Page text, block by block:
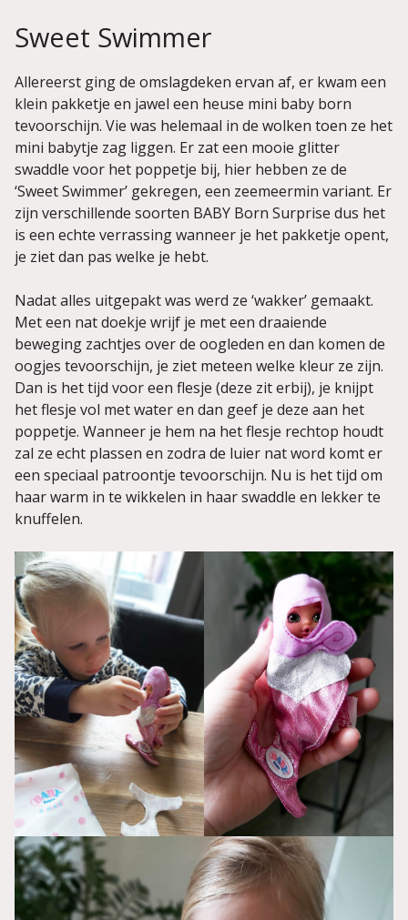
Sweet Swimmer
Allereerst ging de omslagdeken ervan af, er kwam een
klein pakketje en jawel een heuse mini baby born
tevoorschijn. Vie was helemaal in de wolken toen ze het
mini babytje zag liggen. Er zat een mooie glitter
swaddle voor het poppetje bij, hier hebben ze de
‘Sweet Swimmer’ gekregen, een zeemeermin variant. Er
zijn verschillende soorten BABY Born Surprise dus het
is een echte verrassing wanneer je het pakketje opent,
je ziet dan pas welke je hebt.
Nadat alles uitgepakt was werd ze ‘wakker’ gemaakt.
Met een nat doekje wrijf je met een draaiende
beweging zachtjes over de oogleden en dan komen de
oogjes tevoorschijn, je ziet meteen welke kleur ze zijn.
Dan is het tijd voor een flesje (deze zit erbij), je knijpt
het flesje vol met water en dan geef je deze aan het
poppetje. Wanneer je hem na het flesje rechtop houdt
zal ze echt plassen en zodra de luier nat word komt er
een speciaal patroontje tevoorschijn. Nu is het tijd om
haar warm in te wikkelen in haar swaddle en lekker te
knuffelen.